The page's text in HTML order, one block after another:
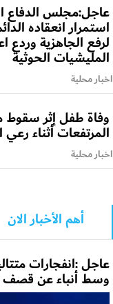
عاجل:مجلس الدفاع
استمرار انعقاده
لرفع الجاهزية وردع
المليشيات الحوثية
اخبار محلية
وفاة طفل إثر
المرتفعات أثناء رعي
اخبار محلية
أهم الأخبار الان
عاجل :انفجارات
وسط أنباء عن قصف